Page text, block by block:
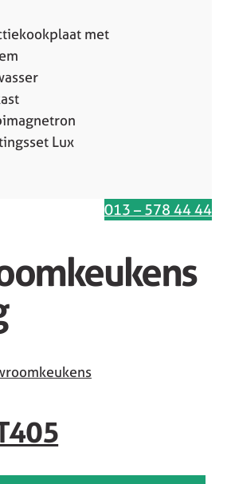
met
Lux
in deze keuken 013 – 578 44 44